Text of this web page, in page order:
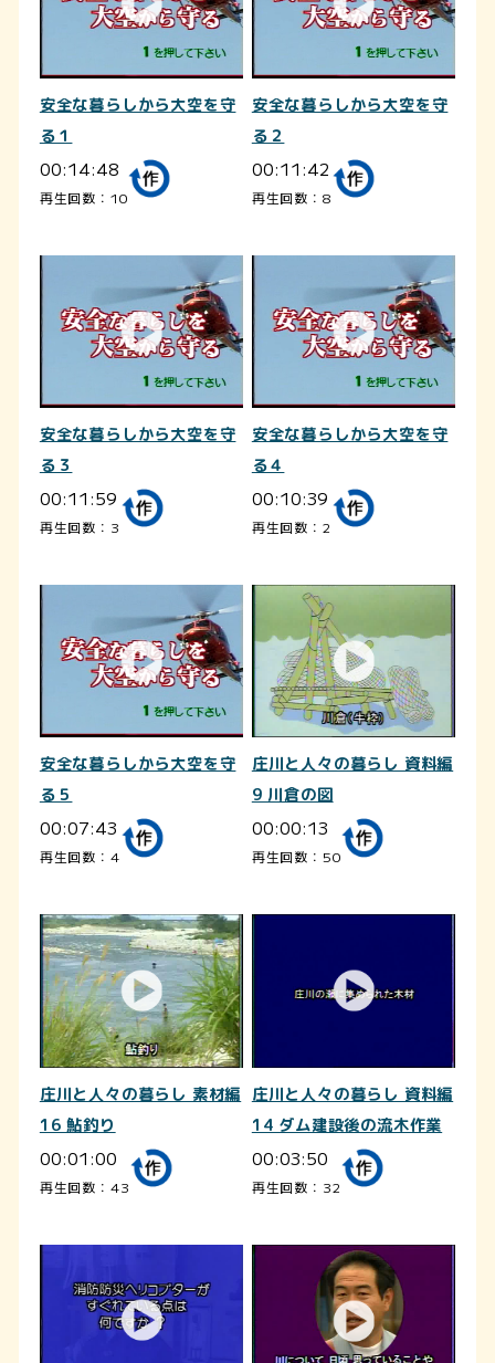
安全な暮らしから大空を守
る１
00:14:48
再生回数：10
安全な暮らしから大空を守
る２
00:11:42
再生回数：8
安全な暮らしから大空を守
る３
00:11:59
再生回数：3
安全な暮らしから大空を守
る４
00:10:39
再生回数：2
安全な暮らしから大空を守
る５
00:07:43
再生回数：4
庄川と人々の暮らし 資料編
9 川倉の図
00:00:13
再生回数：50
庄川と人々の暮らし 素材編
16 鮎釣り
00:01:00
再生回数：43
庄川と人々の暮らし 資料編
14 ダム建設後の流木作業
00:03:50
再生回数：32